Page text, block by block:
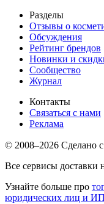
Разделы
Отзывы о
Обсуждения
Рейтинг брендов
Новинки и
Сообщество
Журнал
Контакты
Связаться с нами
Реклама
© 2008–2026 Сделано с
Все сервисы доставки
Узнайте больше про
юридических лиц и ИП